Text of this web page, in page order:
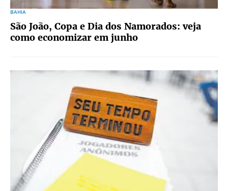
BAHIA
São João, Copa e Dia dos Namorados: veja
como economizar em junho